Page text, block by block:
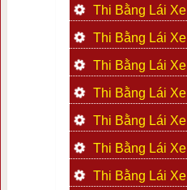
Thi Bằng Lái
Thi Bằng Lái
Thi Bằng Lái
Thi Bằng Lái
Thi Bằng Lái
Thi Bằng Lái
Thi Bằng Lái